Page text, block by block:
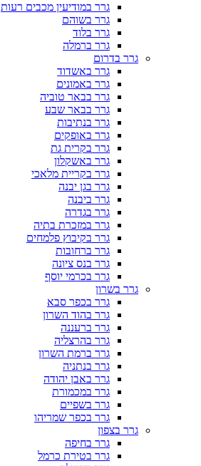
גרר במודיעין מכבים רעות
גרר בשוהם
גרר בלוד
גרר ברמלה
גרר בדרום
גרר באשדוד
גרר באמונים
גרר בבאר טוביה
גרר בבאר שבע
גרר בנתיבות
גרר באופקים
גרר בקרית גת
גרר באשקלון
גרר בקריית מלאכי
גרר בגן יבנה
גרר ביבנה
גרר בגדרה
גרר במזכרת בתיה
גרר בקיבוץ פלמחים
גרר ברחובות
גרר בנס ציונה
גרר בכרמי יוסף
גרר בשרון
גרר בכפר סבא
גרר בהוד השרון
גרר ברעננה
גרר בהרצליה
גרר ברמת השרון
גרר בנתניה
גרר באבן יהודה
גרר במכמורת
גרר בשפיים
גרר בכפר שמריהו
גרר בצפון
גרר בחיפה
גרר בטירת כרמל